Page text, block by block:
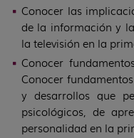
Conocer las
de la información y
la televisión en la
Conocer
Conocer
y desarrollos que
psicológicos, de
personalidad en la